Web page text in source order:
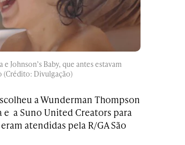
Johnson’s Baby, que antes estavam
(Crédito: Divulgação)
a Wunderman Thompson
e a Suno United Creators para
atendidas pela R/GA São